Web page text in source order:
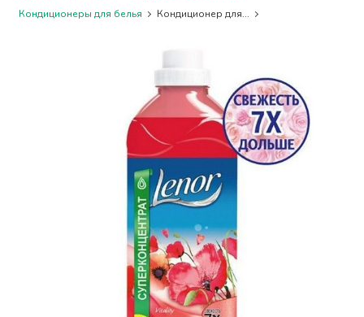
Кондиционеры для белья
Кондиционер для...